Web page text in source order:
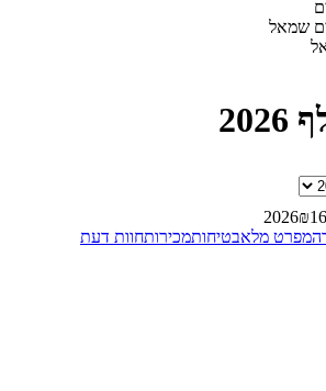
2026
2026₪
מפרט מלאבטיחותמכירותחוות דעת